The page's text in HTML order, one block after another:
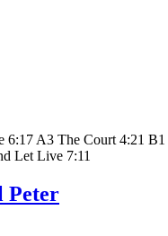
6:17 A3 The Court 4:21
Let Live 7:11
Peter